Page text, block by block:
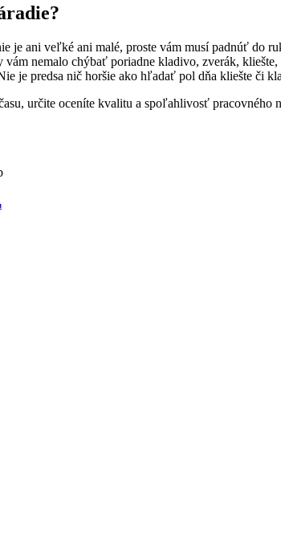
je ani veľké ani malé, proste vám musí padnúť do
nemalo chýbať poriadne kladivo, zverák,
je predsa nič horšie ako hľadať pol dňa kliešte či
určite oceníte kvalitu a spoľahlivosť pracovného